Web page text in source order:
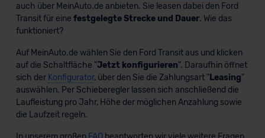
Bald verfügbar
auch über MeinAuto.de anbieten. Sie leasen dabei den Ford
Transit für eine festgelegte Strecke und Dauer. Wie das
funktioniert?
Auf MeinAuto.de wählen Sie den Ford Transit aus und klicken
auf die Schaltfläche "Jetzt konfigurieren". Daraufhin öffnet
sich der Konfigurator, über den Sie die Zahlungsart " Leasing"
auswählen. Per Schieberegler lassen sich anschließend die
Laufleistung pro Jahr, Höhe der möglichen Anzahlung sowie
die Laufzeit regeln.